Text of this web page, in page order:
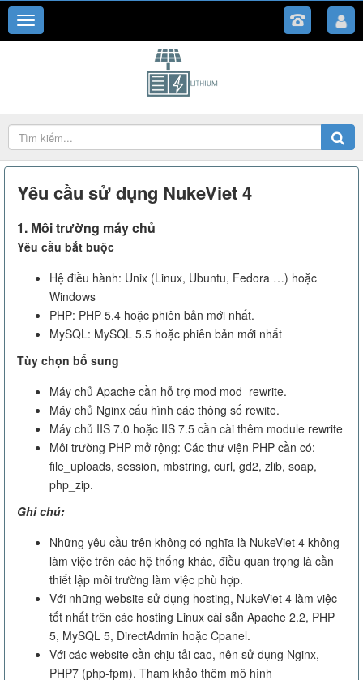
Yêu cầu sử dụng NukeViet 4
1. Môi trường máy chủ
Yêu cầu bắt buộc
Hệ điều hành: Unix (Linux, Ubuntu, Fedora …) hoặc
Windows
PHP: PHP 5.4 hoặc phiên bản mới nhất.
MySQL: MySQL 5.5 hoặc phiên bản mới nhất
Tùy chọn bổ sung
Máy chủ Apache cần hỗ trợ mod mod_rewrite.
Máy chủ Nginx cấu hình các thông số rewite.
Máy chủ IIS 7.0 hoặc IIS 7.5 cần cài thêm module rewrite
Môi trường PHP mở rộng: Các thư viện PHP cần có:
file_uploads, session, mbstring, curl, gd2, zlib, soap,
php_zip.
Ghi chú:
Những yêu cầu trên không có nghĩa là NukeViet 4 không
làm việc trên các hệ thống khác, điều quan trọng là cần
thiết lập môi trường làm việc phù hợp.
Với những website sử dụng hosting, NukeViet 4 làm việc
tốt nhất trên các hosting Linux cài sẵn Apache 2.2, PHP
5, MySQL 5, DirectAdmin hoặc Cpanel.
Với các website cần chịu tải cao, nên sử dụng Nginx,
PHP7 (php-fpm). Tham khảo thêm mô hình